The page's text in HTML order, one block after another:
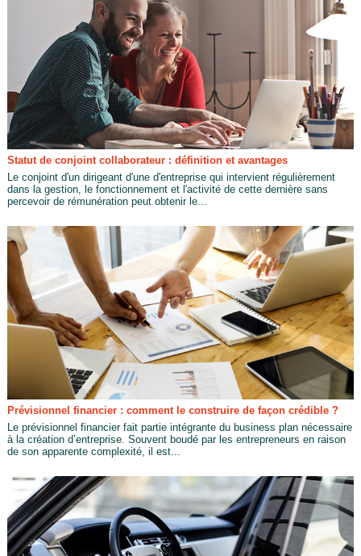
Statut de conjoint collaborateur : définition et avantages
Le conjoint d'un dirigeant d'une d'entreprise qui intervient régulièrement
dans la gestion, le fonctionnement et l'activité de cette dernière sans
percevoir de rémunération peut obtenir le...
Prévisionnel financier : comment le construire de façon crédible ?
Le prévisionnel financier fait partie intégrante du business plan nécessaire
à la création d’entreprise. Souvent boudé par les entrepreneurs en raison
de son apparente complexité, il est...